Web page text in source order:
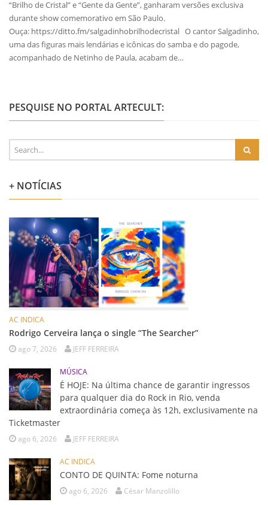
“Brilho de Cristal” e “Gente da Gente”, ganharam versões exclusiva
durante show comemorativo em São Paulo.
Ouça: https://ditto.fm/salgadinhobrilhodecristal O cantor Salgadinho,
uma das figuras mais lendárias e icônicas do samba e do pagode,
acompanhado de Netinho de Paula, acabam de…
PESQUISE NO PORTAL ARTECULT:
+ NOTÍCIAS
AC INDICA
Rodrigo Cerveira lança o single “The Searcher”
ago 7, 2026 JEFF FERREIRA
MÚSICA
É HOJE: Na última chance de garantir ingressos
para qualquer dia do Rock in Rio, venda
extraordinária começa às 12h, exclusivamente na
Ticketmaster
ago 6, 2026 JEFF FERREIRA
AC INDICA
CONTO DE QUINTA: Fome noturna
ago 6, 2026 César Manzolillo